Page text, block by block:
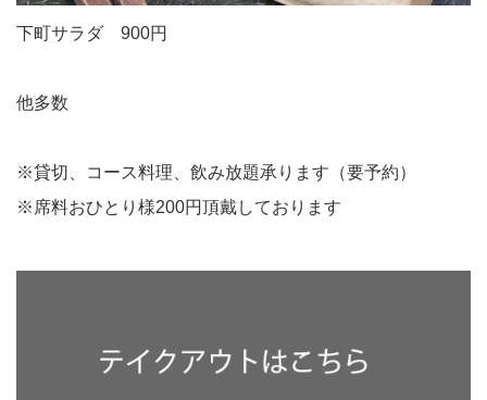
下町サラダ 900円
他多数
※貸切、コース料理、飲み放題承ります（要予約）
※席料おひとり様200円頂戴しております